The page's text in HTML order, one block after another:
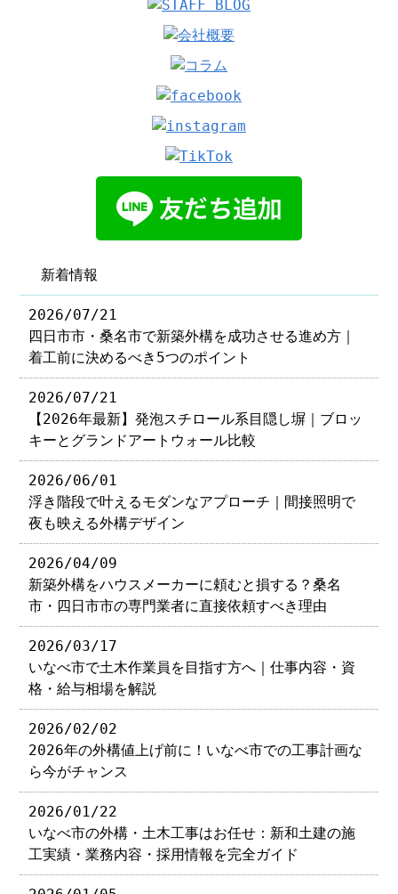
新着情報
2026/07/21
四日市市・桑名市で新築外構を成功させる進め方｜
着工前に決めるべき5つのポイント
2026/07/21
【2026年最新】発泡スチロール系目隠し塀｜ブロッ
キーとグランドアートウォール比較
2026/06/01
浮き階段で叶えるモダンなアプローチ｜間接照明で
夜も映える外構デザイン
2026/04/09
新築外構をハウスメーカーに頼むと損する？桑名
市・四日市市の専門業者に直接依頼すべき理由
2026/03/17
いなべ市で土木作業員を目指す方へ｜仕事内容・資
格・給与相場を解説
2026/02/02
2026年の外構値上げ前に！いなべ市での工事計画な
ら今がチャンス
2026/01/22
いなべ市の外構・土木工事はお任せ：新和土建の施
工実績・業務内容・採用情報を完全ガイド